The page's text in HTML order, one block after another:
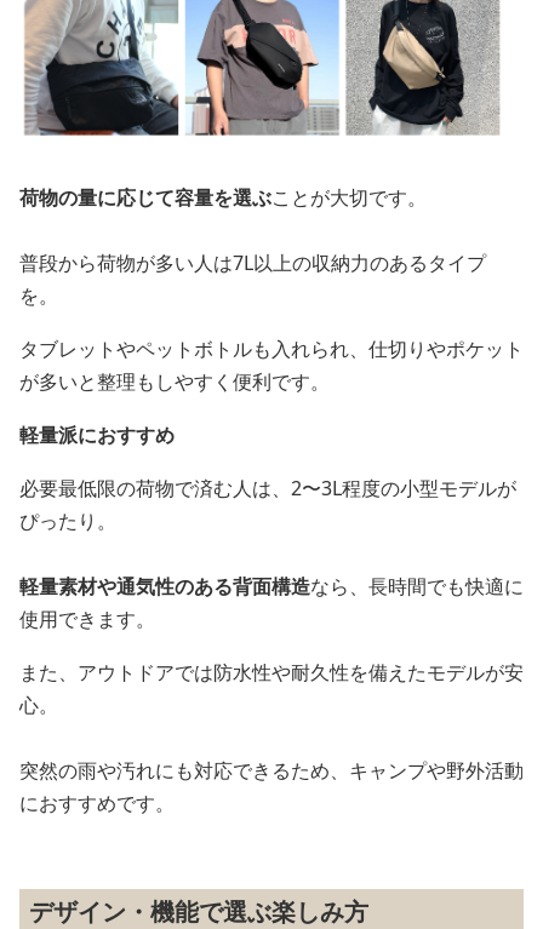
荷物の量に応じて容量を選ぶことが大切です。
普段から荷物が多い人は7L以上の収納力のあるタイプ
を。
タブレットやペットボトルも入れられ、仕切りやポケット
が多いと整理もしやすく便利です。
軽量派におすすめ
必要最低限の荷物で済む人は、2〜3L程度の小型モデルが
ぴったり。
軽量素材や通気性のある背面構造なら、長時間でも快適に
使用できます。
また、アウトドアでは防水性や耐久性を備えたモデルが安
心。
突然の雨や汚れにも対応できるため、キャンプや野外活動
におすすめです。
デザイン・機能で選ぶ楽しみ方